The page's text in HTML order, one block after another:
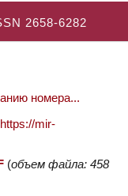
2658-6282
номера...
https://mir-
(объем файла: 458